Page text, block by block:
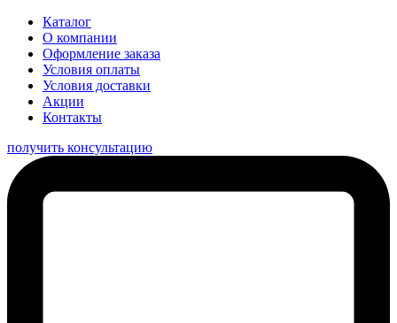
Каталог
О компании
Оформление заказа
Условия оплаты
Условия доставки
Акции
Контакты
получить консультацию